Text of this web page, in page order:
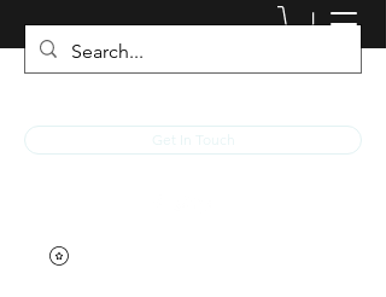
JACKED RACEWEAR
Get In Touch